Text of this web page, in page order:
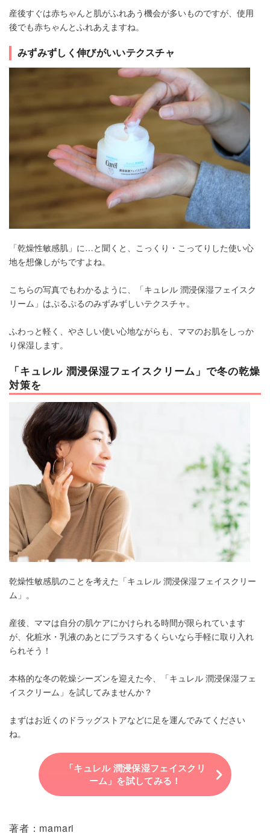
産後すぐは赤ちゃんと肌がふれあう機会が多いものですが、使用
後でも赤ちゃんとふれあえますね。
みずみずしく伸びがいいテクスチャ
「乾燥性敏感肌」に…と聞くと、こっくり・こってりした使い心
地を想像しがちですよね。
こちらの写真でもわかるように、「キュレル 潤浸保湿フェイスク
リーム」はぷるぷるのみずみずしいテクスチャ。
ふわっと軽く、やさしい使い心地ながらも、ママのお肌をしっか
り保湿します。
「キュレル 潤浸保湿フェイスクリーム」で冬の乾燥
対策を
乾燥性敏感肌のことを考えた「キュレル 潤浸保湿フェイスクリー
ム」。
産後、ママは自分の肌ケアにかけられる時間が限られています
が、化粧水・乳液のあとにプラスするくらいなら手軽に取り入れ
られそう！
本格的な冬の乾燥シーズンを迎えた今、「キュレル 潤浸保湿フェ
イスクリーム」を試してみませんか？
まずはお近くのドラッグストアなどに足を運んでみてください
ね。
「キュレル 潤浸保湿フェイスクリ
ーム」を試してみる！
著者：mamari